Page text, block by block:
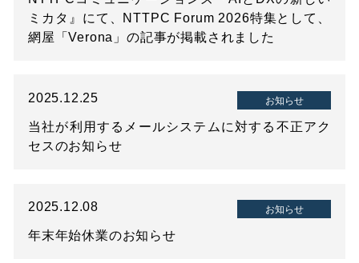
ミカタ』にて、NTTPC Forum 2026特集として、
網屋「Verona」の記事が掲載されました
2025.12.25 お知らせ
当社が利用するメールシステムに対する不正アク
セスのお知らせ
2025.12.08 お知らせ
年末年始休業のお知らせ